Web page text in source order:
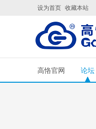
设为首页 收藏本站
高恪官网 论坛